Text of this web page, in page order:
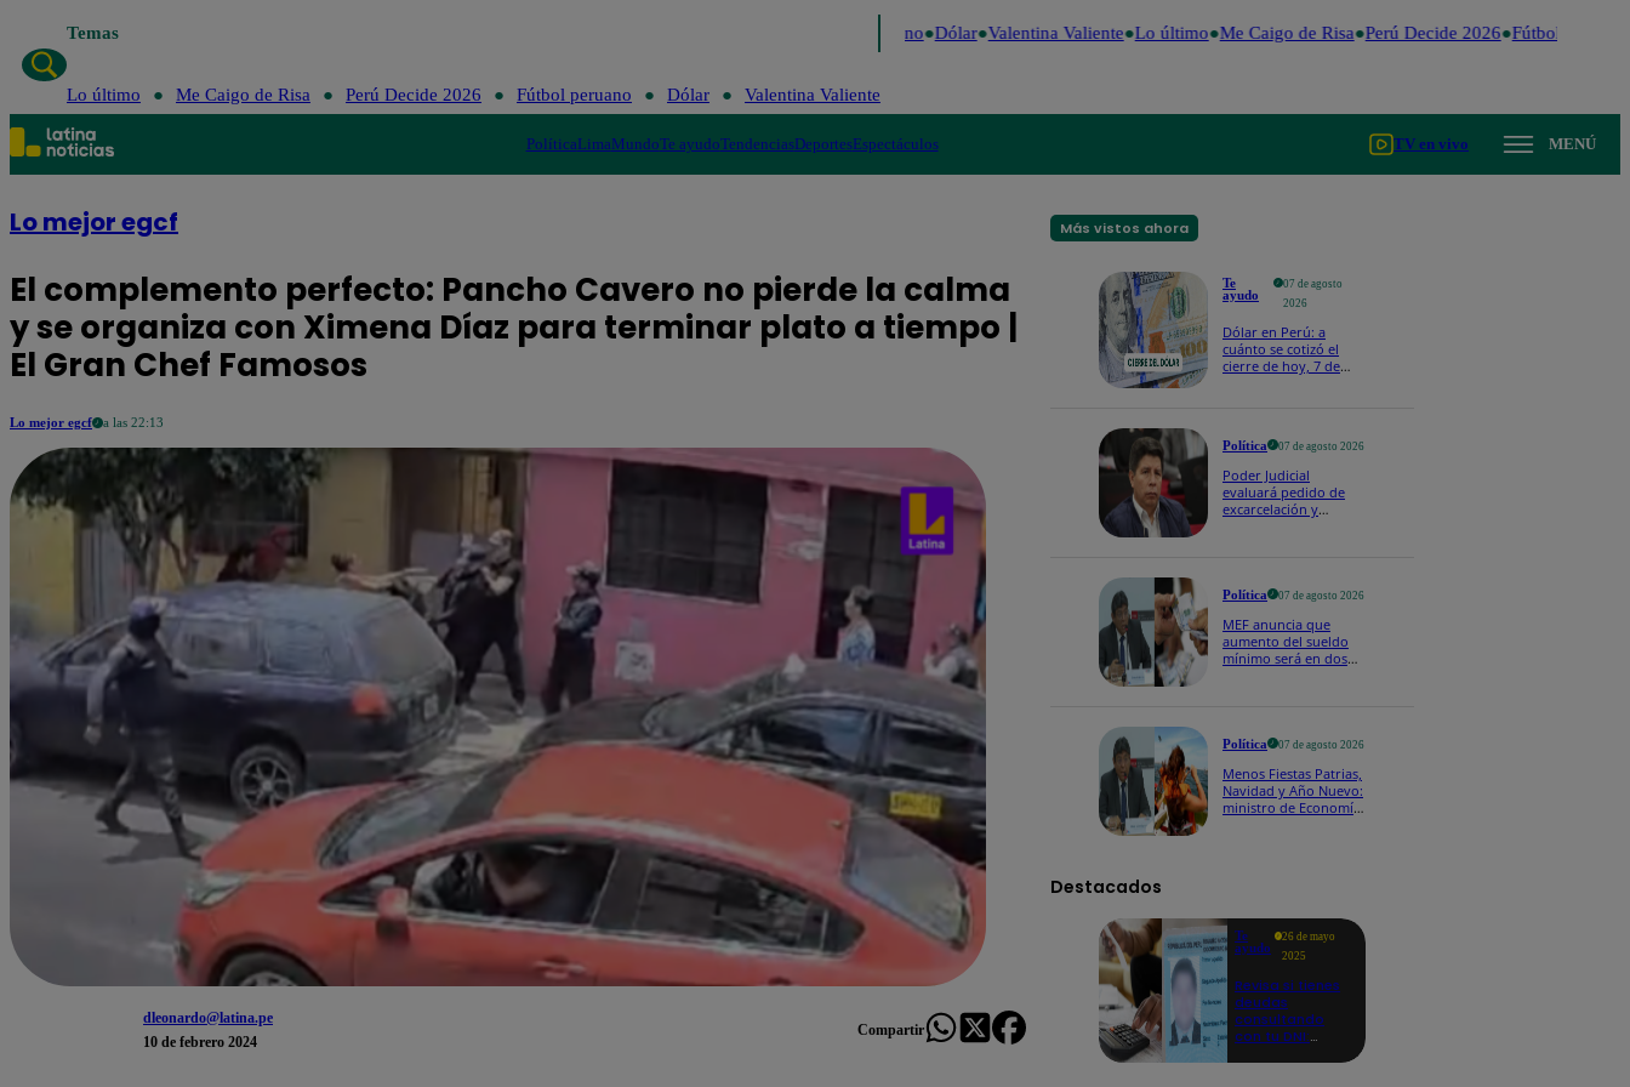
Temas Fútbol peruano Dólar Valentina Valiente Lo último Me Caigo de Risa Perú Decide 2026 Fútbol peruano
Lo último Me Caigo de Risa Perú Decide 2026 Fútbol peruano Dólar Valentina Valiente
PolíticaLimaMundoTe ayudoTendenciasDeportesEspectáculos TV en vivo MENÚ
Lo mejor egcf
El complemento perfecto: Pancho Cavero no pierde la calma
y se organiza con Ximena Díaz para terminar plato a tiempo |
El Gran Chef Famosos
Lo mejor egcf a las 22:13
dleonardo@latina.pe
10 de febrero 2024
Compartir
Más vistos ahora
Te
ayudo
07 de agosto
2026
Dólar en Perú: a
cuánto se cotizó el
cierre de hoy, 7 de
Política 07 de agosto 2026
Poder Judicial
evaluará pedido de
excarcelación y
Política 07 de agosto 2026
MEF anuncia que
aumento del sueldo
mínimo será en dos
Política 07 de agosto 2026
Menos Fiestas Patrias,
Navidad y Año Nuevo:
ministro de Economía
Destacados
Te
ayudo
26 de mayo
2025
Revisa si tienes
deudas
consultando
con tu DNI: